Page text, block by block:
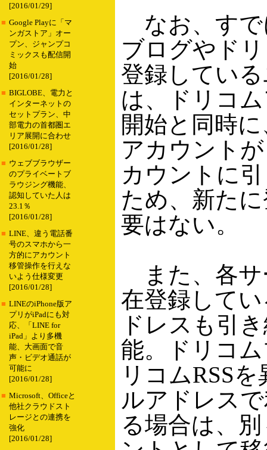
[2016/01/29]
■ Google Playに「マ
ンガストア」オー
プン、ジャンプコ
ミックスも配信開
始
[2016/01/28]
■ BIGLOBE、電力と
インターネットの
セットプラン、中
部電力の首都圏エ
リア展開に合わせ
[2016/01/28]
■ ウェブブラウザー
のプライベートブ
ラウジング機能、
認知していた人は
23.1％
[2016/01/28]
■ LINE、違う電話番
号のスマホから一
方的にアカウント
移管操作を行えな
いよう仕様変更
[2016/01/28]
■ LINEのiPhone版ア
プリがiPadにも対
応、「LINE for
iPad」より多機
能、大画面で音
声・ビデオ通話が
可能に
[2016/01/28]
■ Microsoft、Officeと
他社クラウドスト
レージとの連携を
強化
[2016/01/28]
なお、すで
ブログやド
登録してい
は、ドリコ
開始と同時
アカウント
カウントに
ため、新た
要はない。
また、各サ
在登録して
ドレスも引
能。ドリコ
リコムRSS
ルアドレス
る場合は、